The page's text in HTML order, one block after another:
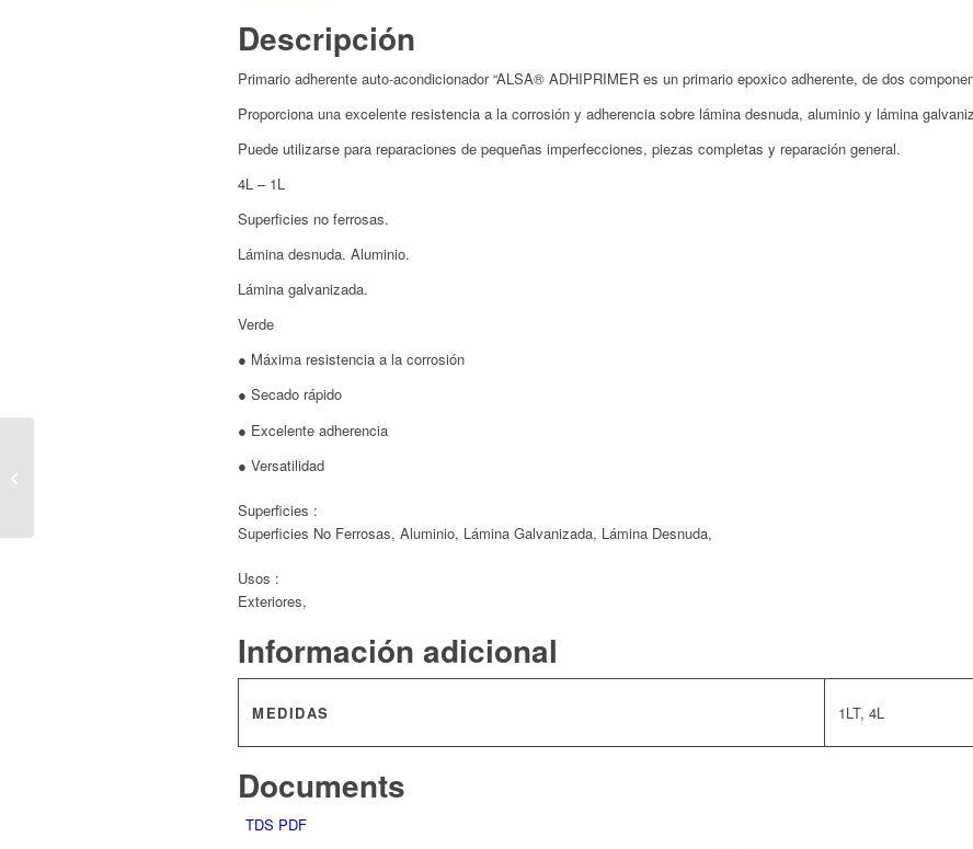
Descripción
Primario adherente auto-acondicionador “ALSA® ADHIPRIMER es un primario epoxico adherente, de dos
Proporciona una excelente resistencia a la corrosión y adherencia sobre lámina desnuda, aluminio y lámina
Puede utilizarse para reparaciones de pequeñas imperfecciones, piezas completas y reparación general.
4L – 1L
Superficies no ferrosas.
Lámina desnuda. Aluminio.
Lámina galvanizada.
Verde
● Máxima resistencia a la corrosión
● Secado rápido
● Excelente adherencia
● Versatilidad
Superficies :
Superficies No Ferrosas, Aluminio, Lámina Galvanizada, Lámina Desnuda,
Usos :
Exteriores,
Información adicional
MEDIDAS 1LT, 4L
Documents
TDS PDF